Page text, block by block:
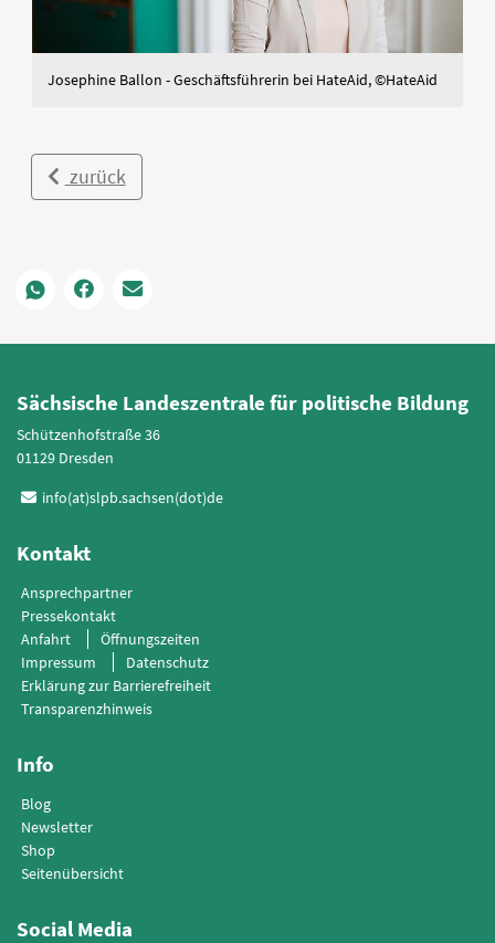
Josephine Ballon - Geschäftsführerin bei HateAid, ©HateAid
zurück
Sächsische Landeszentrale für politische Bildung
Schützenhofstraße 36
01129 Dresden
info(at)slpb.sachsen(dot)de
Kontakt
Ansprechpartner
Pressekontakt
Anfahrt
Öffnungszeiten
Impressum
Datenschutz
Erklärung zur Barrierefreiheit
Transparenzhinweis
Info
Blog
Newsletter
Shop
Seitenübersicht
Social Media